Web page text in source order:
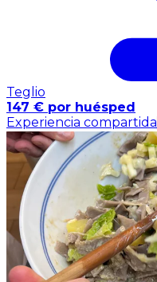
Teglio
147 € por huésped
Experiencia compartida